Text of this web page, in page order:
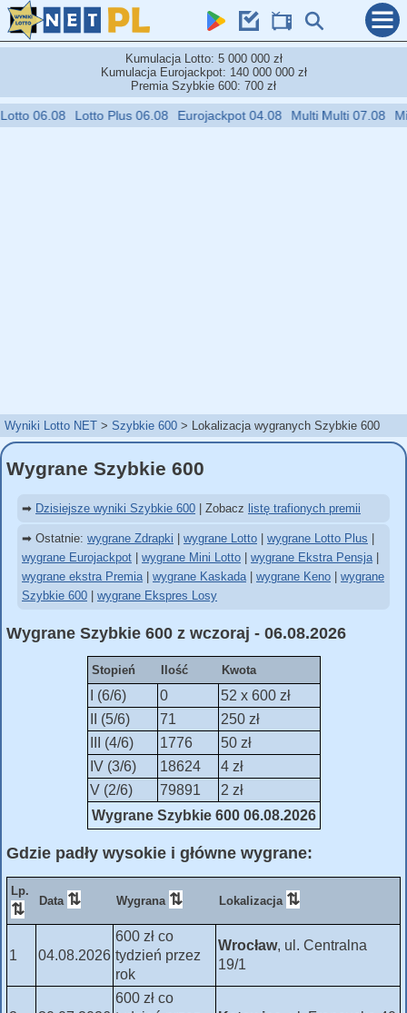
Kumulacja Lotto: 5 000 000 zł
Kumulacja Eurojackpot: 140 000 000 zł
Premia Szybkie 600: 700 zł
Lotto Plus 06.08 Eurojackpot 04.08 Multi Multi 07.08 Mini Lotto
Wyniki Lotto NET Szybkie 600 Lokalizacja wygranych Szybkie 600
Wygrane Szybkie 600
➡ Dzisiejsze wyniki Szybkie 600 | Zobacz listę trafionych premii
➡ Ostatnie: wygrane Zdrapki | wygrane Lotto | wygrane Lotto Plus |
wygrane Eurojackpot | wygrane Mini Lotto | wygrane Ekstra Pensja |
wygrane ekstra Premia | wygrane Kaskada | wygrane Keno | wygrane
Szybkie 600 | wygrane Ekspres Losy
Wygrane Szybkie 600 z wczoraj - 06.08.2026
Stopień Ilość Kwota
I (6/6) 0
52 x 600 zł
II (5/6)
71
250 zł
III (4/6)
1776
50 zł
IV (3/6)
18624
4 zł
V (2/6)
79891
2 zł
Wygrane Szybkie 600 06.08.2026
Gdzie padły wysokie i główne wygrane:
Lp.
⇅ Data ⇅ Wygrana ⇅ Lokalizacja ⇅
1 04.08.2026
600 zł co
tydzień przez
rok
Wrocław, ul. Centralna
19/1
600 zł co